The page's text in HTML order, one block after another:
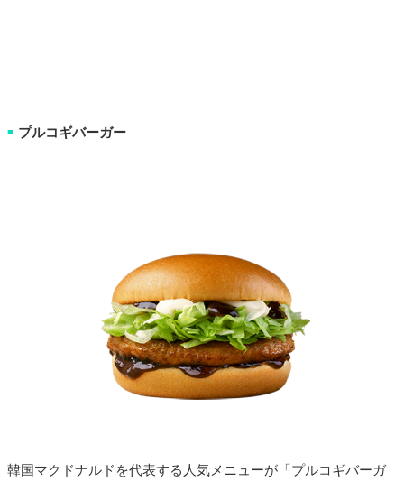
■ プルコギバーガー
韓国マクドナルドを代表する人気メニューが「プルコギバーガ